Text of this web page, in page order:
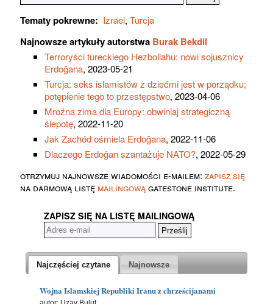
Tematy pokrewne: Izrael, Turcja
Najnowsze artykuły autorstwa Burak Bekdil
Terroryści tureckiego Hezbollahu: nowi sojusznicy
Erdoğana, 2023-05-21
Turcja: seks islamistów z dziećmi jest w porządku;
potępienie tego to przestępstwo, 2023-04-06
Mroźna zima dla Europy: obwiniaj strategiczną
ślepotę, 2022-11-20
Jak Zachód ośmiela Erdoğana, 2022-11-06
Dlaczego Erdoğan szantażuje NATO?, 2022-05-29
otrzymuj najnowsze wiadomości e-mailem: zapisz się
na darmową listę mailingowągatestone institute.
ZAPISZ SIĘ NA LISTĘ MAILINGOWĄ
Najczęściej czytane Najnowsze
Wojna Islamskiej Republiki Iranu z chrześcijanami